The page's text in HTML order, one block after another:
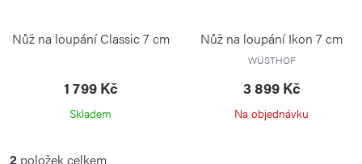
tk
Nůž na loupání Classic 7 cm
1 799 Kč
Skladem
Nůž na loupání Ikon 7 cm
WÜSTHOF
3 899 Kč
Na objednávku
O
2 položek celkem